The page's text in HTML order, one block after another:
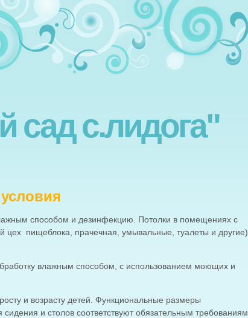
сад с.лидога"
способом и дезинфекцию. Потолки в помещениях с
цех пищеблока, прачечная, умывальные, туалеты и другие)
влажным способом, с использованием моющих и
и возрасту детей. Функциональные размеры
и столов соответствуют обязательным требованиям,